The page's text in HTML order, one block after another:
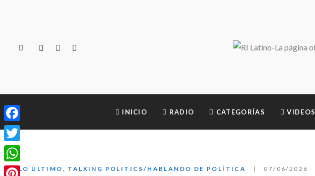
INICIO RADIO CATEGORÍAS VIDEOS
LO ÚLTIMO TALKING POLITICS/HABLANDO DE POLÍTICA 07/06/2026
Facebook
Twitter
WhatsApp